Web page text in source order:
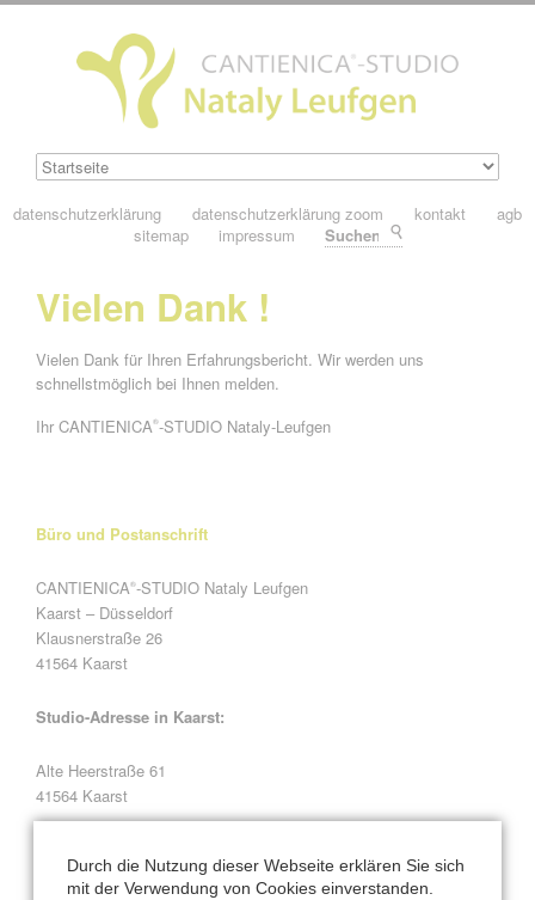
datenschutzerklärung datenschutzerklärung zoom kontakt
agb
sitemap
impressum
Vielen Dank !
Vielen Dank für Ihren Erfahrungsbericht. Wir werden uns
schnellstmöglich bei Ihnen melden.
Ihr CANTIENICA®-STUDIO Nataly-Leufgen
Büro und Postanschrift
CANTIENICA®-STUDIO Nataly Leufgen
Kaarst – Düsseldorf
Klausnerstraße 26
41564 Kaarst
Studio-Adresse in Kaarst:
Alte Heerstraße 61
41564 Kaarst
Durch die Nutzung dieser Webseite erklären Sie sich
mit der Verwendung von Cookies einverstanden.